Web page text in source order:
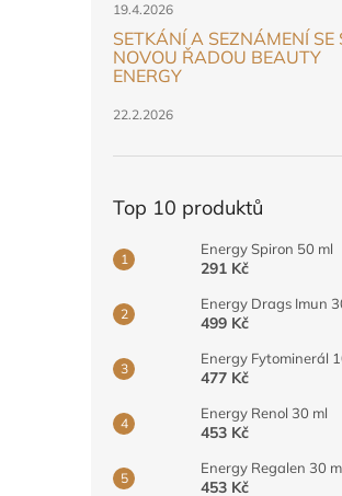
19.4.2026
SETKÁNÍ A SEZNÁMENÍ SE
NOVOU ŘADOU BEAUTY
ENERGY
22.2.2026
Top 10 produktů
Energy Spiron 50 ml
291 Kč
Energy Drags Imun
499 Kč
Energy Fytominerál
477 Kč
Energy Renol 30 ml
453 Kč
Energy Regalen 30
453 Kč